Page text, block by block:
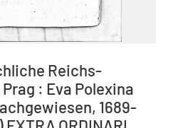
Reichs-
: Eva Polexina
1689-